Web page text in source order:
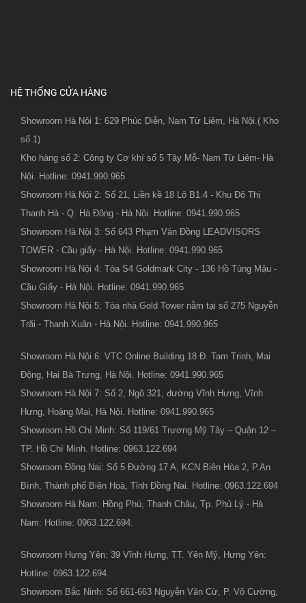
HỆ THỐNG CỬA HÀNG
Showroom Hà Nội 1: 629 Phúc Diễn, Nam Từ Liêm, Hà Nội.( Kho
số 1)
Kho hàng số 2: Công ty Cơ khí số 5 Tây Mỗ- Nam Từ Liêm- Hà
Nội. Hotline: 0941.990.965
Showroom Hà Nội 2: Số 21, Liền kề 18 Lô B1.4 - Khu Đô Thị
Thanh Hà - Q. Hà Đông - Hà Nội. Hotline: 0941.990.965
Showroom Hà Nội 3: Số 643 Phạm Văn Đồng LEADVISORS
TOWER - Cầu giấy - Hà Nội. Hotline: 0941.990.965
Showroom Hà Nội 4: Tòa S4 Goldmark City - 136 Hồ Tùng Mậu -
Cầu Giấy - Hà Nội. Hotline: 0941.990.965
Showroom Hà Nội 5: Tòa nhà Gold Tower nằm tại số 275 Nguyễn
Trãi - Thanh Xuân - Hà Nội. Hotline: 0941.990.965
Showroom Hà Nội 6: VTC Online Building 18 Đ. Tam Trinh, Mai
Động, Hai Bà Trưng, Hà Nội. Hotline: 0941.990.965
Showroom Hà Nội 7: Số 2, Ngõ 321, đường Vĩnh Hưng, Vĩnh
Hưng, Hoàng Mai, Hà Nội. Hotline: 0941.990.965
Showroom Hồ Chí Minh: Số 119/61 Trương Mỹ Tây – Quận 12 –
TP. Hồ Chí Minh. Hotline: 0963.122.694
Showroom Đồng Nai: Số 5 Đường 17 A, KCN Biên Hòa 2, P.An
Bình, Thành phố Biên Hoà, Tỉnh Đồng Nai. Hotline: 0963.122.694
Showroom Hà Nam: Hồng Phú, Thanh Châu, Tp. Phủ Lý - Hà
Nam: Hotline: 0963.122.694.
Showroom Hưng Yên: 39 Vĩnh Hưng, TT. Yên Mỹ, Hưng Yên:
Hotline: 0963.122.694.
Showroom Bắc Ninh: Số 661-663 Nguyễn Văn Cừ, P. Võ Cường,